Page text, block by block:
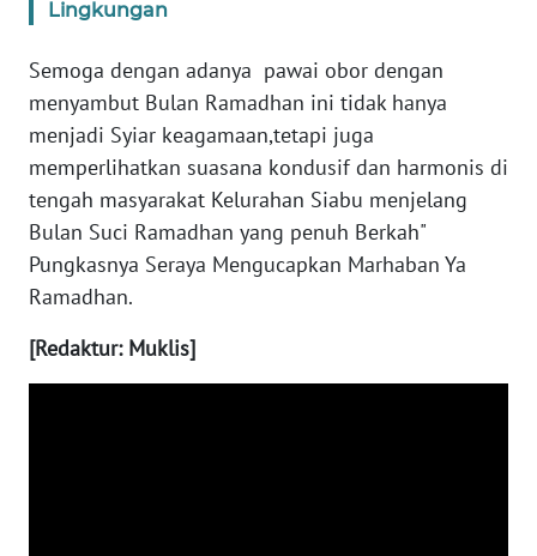
Lingkungan
Semoga dengan adanya pawai obor dengan
menyambut Bulan Ramadhan ini tidak hanya
menjadi Syiar keagamaan,tetapi juga
memperlihatkan suasana kondusif dan harmonis di
tengah masyarakat Kelurahan Siabu menjelang
Bulan Suci Ramadhan yang penuh Berkah"
Pungkasnya Seraya Mengucapkan Marhaban Ya
Ramadhan.
[Redaktur: Muklis]
KALTARA
WN
KALSEL
WN
KALTIM
SULSEL